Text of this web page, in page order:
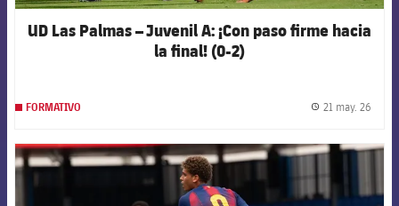
UD Las Palmas – Juvenil A: ¡Con paso firme hacia
la final! (0-2)
FORMATIVO 21 may. 26
FCB Barcelona badge